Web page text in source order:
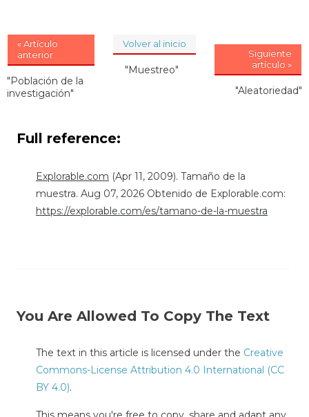
« Artículo
anterior
"Población de la
investigación"
Volver al inicio
"Muestreo"
Siguiente
artículo »
"Aleatoriedad"
Full reference:
Explorable.com (Apr 11, 2009). Tamaño de la
muestra. Aug 07, 2026 Obtenido de Explorable.com:
https://explorable.com/es/tamano-de-la-muestra
You Are Allowed To Copy The Text
The text in this article is licensed under the Creative
Commons-License Attribution 4.0 International (CC
BY 4.0).